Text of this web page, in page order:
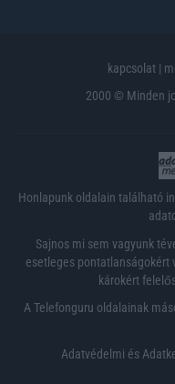
kapcsolat |
2000 © Minden
Honlapunk oldalain található
Sajnos mi sem vagyunk
esetleges pontatlanságokért
károkért
A Telefonguru oldalainak
Adatvédelmi és